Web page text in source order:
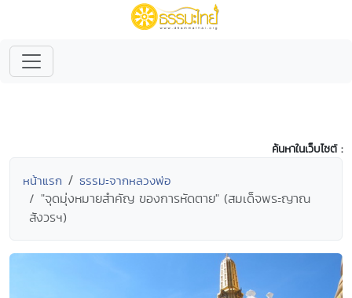
ค้นหาในเว็บไซต์ :
หน้าแรก ธรรมะจากหลวงพ่อ
"จุดมุ่งหมายสำคัญ ของการหัดตาย" (สมเด็จพระญาณ
สังวรฯ)